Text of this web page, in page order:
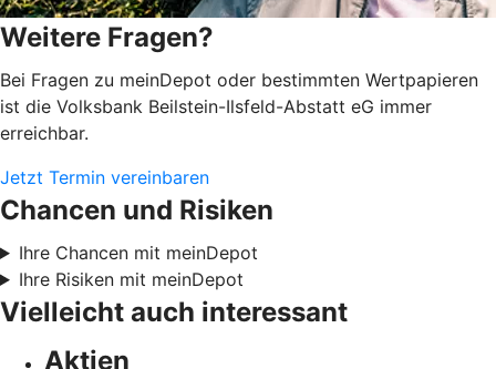
Weitere Fragen?
Bei Fragen zu meinDepot oder bestimmten Wertpapieren
ist die Volksbank Beilstein-Ilsfeld-Abstatt eG immer
erreichbar.
Jetzt Termin vereinbaren
Chancen und Risiken
Ihre Chancen mit meinDepot
Ihre Risiken mit meinDepot
Vielleicht auch interessant
Aktien